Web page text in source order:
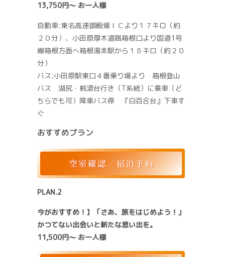
13,750円～ お一人様
自動車:東名高速御殿場ＩＣより１７キロ（約
２０分）、小田原厚木道路箱根口より国道1号
線箱根方面へ箱根湯本駅から１８キロ（約２０
分）
バス:小田原駅東口４番乗り場より 箱根登山
バス 湖尻・桃源台行き（T系統）に乗車（ど
ちらでも可）降車バス停 『白百合台』下車す
ぐ
おすすめプラン
PLAN.2
今がおすすめ！】「さあ、旅をはじめよう！」
かつてない出会いと新たな思い出を。
11,500円～ お一人様